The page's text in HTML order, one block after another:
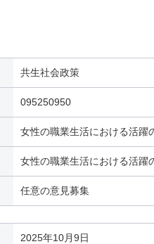
共生社会政策
095250950
女性の職業生活における活躍
女性の職業生活における活躍
任意の意見募集
2025年10月9日